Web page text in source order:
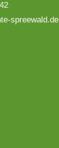
spreewald.de